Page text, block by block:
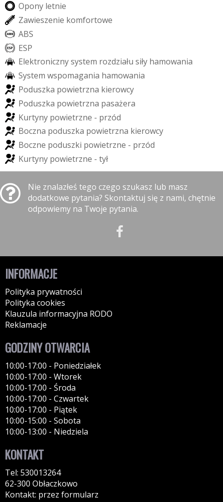
Opony letnie
Zawieszenie komfortowe
ABS
ESP
Elektronicznysystem rozdziału siły hamowania
System wspomagania hamowania
Poduszka powietrzna kierowcy
Poduszka powietrzna pasażera
Kurtyny powietrzne - przód
Boczna poduszka powietrzna kierowcy
Boczne poduszki powietrzne - przód
Kurtyny powietrzne - tył
Nie znalazłeś tego czego szukasz lub masz
dodatkowe pytania? Skontaktuj się z nami, chętnie
odpowiemy na Twoje pytania.
INFORMACJE
Polityka prywatności
Polityka cookies
Klauzula informacyjna RODO
Reklamacje
GODZINY OTWARCIA
10:00-17:00 - Poniedziałek
10:00-17:00 - Wtorek
10:00-17:00 - Środa
10:00-17:00 - Czwartek
10:00-17:00 - Piątek
10:00-15:00 - Sobota
10:00-13:00 - Niedziela
KONTAKT
Tel: 530013264
62-300 Obłaczkowo
Kontakt: przez formularz